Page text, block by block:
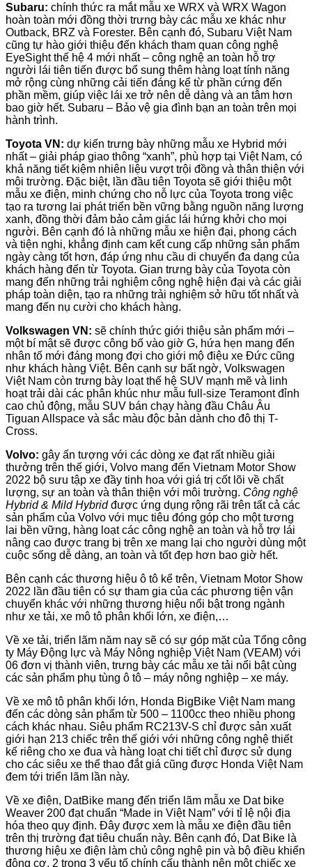
Subaru: chính thức ra mắt mẫu xe WRX và WRX Wagon
hoàn toàn mới đồng thời trưng bày các mẫu xe khác như
Outback, BRZ và Forester. Bên cạnh đó, Subaru Việt Nam
cũng tự hào giới thiệu đến khách tham quan công nghệ
EyeSight thế hệ 4 mới nhất – công nghệ an toàn hỗ trợ
người lái tiên tiến được bổ sung thêm hàng loạt tính năng
mở rộng cùng những cải tiến đáng kể từ phần cứng đến
phần mềm, giúp việc lái xe trở nên dễ dàng và an tâm hơn
bao giờ hết. Subaru – Bảo vệ gia đình bạn an toàn trên mọi
hành trình.
Toyota VN: dự kiến trưng bày những mẫu xe Hybrid mới
nhất – giải pháp giao thông “xanh”, phù hợp tại Việt Nam, có
khả năng tiết kiệm nhiên liệu vượt trội đồng và thân thiện với
môi trường. Đặc biệt, lần đầu tiên Toyota sẽ giới thiệu một
mẫu xe điện, minh chứng cho nỗ lực của Toyota trong việc
tạo ra tương lai phát triển bền vững bằng nguồn năng lượng
xanh, đồng thời đảm bảo cảm giác lái hứng khởi cho mọi
người. Bên cạnh đó là những mẫu xe hiện đại, phong cách
và tiện nghi, khẳng định cam kết cung cấp những sản phẩm
ngày càng tốt hơn, đáp ứng nhu cầu di chuyển đa dạng của
khách hàng đến từ Toyota. Gian trưng bày của Toyota còn
mang đến những trải nghiệm công nghệ hiện đại và các giải
pháp toàn diện, tạo ra những trải nghiệm sở hữu tốt nhất và
mang đến nụ cười cho khách hàng.
Volkswagen VN: sẽ chính thức giới thiệu sản phẩm mới –
một bí mật sẽ được công bố vào giờ G, hứa hẹn mang đến
nhân tố mới đáng mong đợi cho giới mộ điệu xe Đức cũng
như khách hàng Việt. Bên cạnh sự bất ngờ, Volkswagen
Việt Nam còn trưng bày loạt thế hệ SUV mạnh mẽ và linh
hoạt trải dài các phân khúc như mẫu full-size Teramont đỉnh
cao chủ động, mẫu SUV bán chạy hàng đầu Châu Âu
Tiguan Allspace và sắc màu độc bản dành cho đô thị T-
Cross.
Volvo: gây ấn tượng với các dòng xe đạt rất nhiều giải
thưởng trên thế giới, Volvo mang đến Vietnam Motor Show
2022 bộ sưu tập xe đầy tinh hoa với giá trị cốt lõi về chất
lượng, sự an toàn và thân thiện với môi trường. Công nghệ
Hybrid & Mild Hybridđược ứng dụng rộng rãi trên tất cả các
sản phẩm của Volvo với mục tiêu đóng góp cho một tương
lai bền vững, hàng loạt các công nghệ an toàn và hỗ trợ lái
nâng cao được trang bị trên xe mang lại cho người dùng một
cuộc sống dễ dàng, an toàn và tốt đẹp hơn bao giờ hết.
Bên cạnh các thương hiệu ô tô kể trên, Vietnam Motor Show
2022 lần đầu tiên có sự tham gia của các phương tiện vận
chuyển khác với những thương hiệu nổi bật trong ngành
như xe tải, xe mô tô phân khối lớn, xe điện,…
Về xe tải, triển lãm năm nay sẽ có sự góp mặt của Tổng công
ty Máy Động lực và Máy Nông nghiệp Việt Nam (VEAM) với
06 đơn vị thành viên, trưng bày các mẫu xe tải nổi bật cùng
các sản phẩm phụ tùng ô tô – máy nông nghiệp – xe máy.
Về xe mô tô phân khối lớn, Honda BigBike Việt Nam mang
đến các dòng sản phẩm từ 500 – 1100cc theo nhiều phong
cách khác nhau. Siêu phẩm RC213V-S chỉ được sản xuất
giới hạn 213 chiếc trên thế giới với những công nghệ thiết
kế riêng cho xe đua và hàng loạt chi tiết chỉ được sử dụng
cho các siêu xe thể thao đắt giá cũng được Honda Việt Nam
đem tới triển lãm lần này.
Về xe điện, DatBike mang đến triển lãm mẫu xe Dat bike
Weaver 200 đạt chuẩn “Made in Việt Nam” với tỉ lệ nội địa
hóa theo quy định. Đây được xem là mẫu xe điện đầu tiên
trên thị trường đạt tiêu chuẩn này. Bên cạnh đó, Dat Bike là
thương hiệu xe điện làm chủ công nghệ pin và bộ điều khiển
động cơ, 2 trong 3 yếu tố chính cấu thành nên một chiếc xe